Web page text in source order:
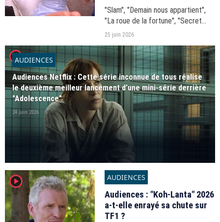
"Slam", "Demain nous appartient",
"La roue de la fortune", "Secret
Story"... Les audiences du 17h-20h
25 juin 2026
player2AUDIENCES
Audiences Netflix : Cette série inconnue de tous réalise
le deuxième meilleur lancement d’une mini-série derrière
"Adolescence"
24 juin 2026
player2 AUDIENCES
Audiences : "Koh-Lanta" 2026
a-t-elle enrayé sa chute sur
TF1 ?